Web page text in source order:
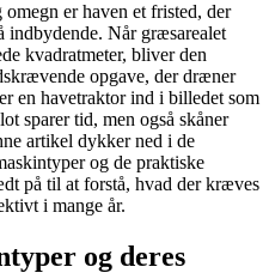
er haven et fristed, der
indbydende. Når græsarealet
kvadratmeter, bliver den
opgave, der dræner
en havetraktor ind i billedet som
sparer tid, men også skåner
artikel dykker ned i de
og de praktiske
på til at forstå, hvad der kræves
i mange år.
og deres